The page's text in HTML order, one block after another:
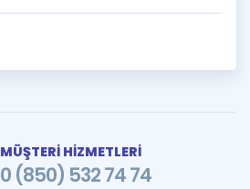
MÜŞTERİ HİZMETLERİ
0 (850) 532 74 74